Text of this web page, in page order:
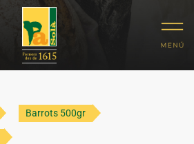
Barrots 500gr